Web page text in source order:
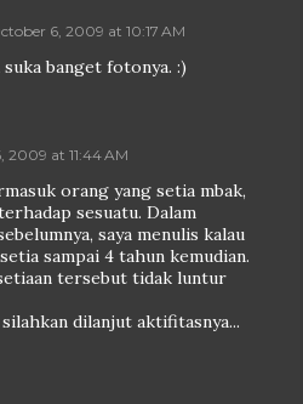
6, 2009 at 10:17 AM
banget fotonya. :)
2009 at 11:44 AM
orang yang setia mbak,
sesuatu. Dalam
saya menulis kalau
sampai 4 tahun kemudian.
tersebut tidak luntur
dilanjut aktifitasnya...